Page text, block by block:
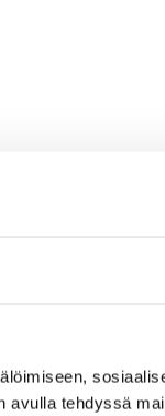
avulla tehdyssä